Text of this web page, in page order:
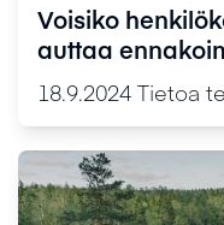
Voisiko
auttaa
18.9.2024 Tietoa